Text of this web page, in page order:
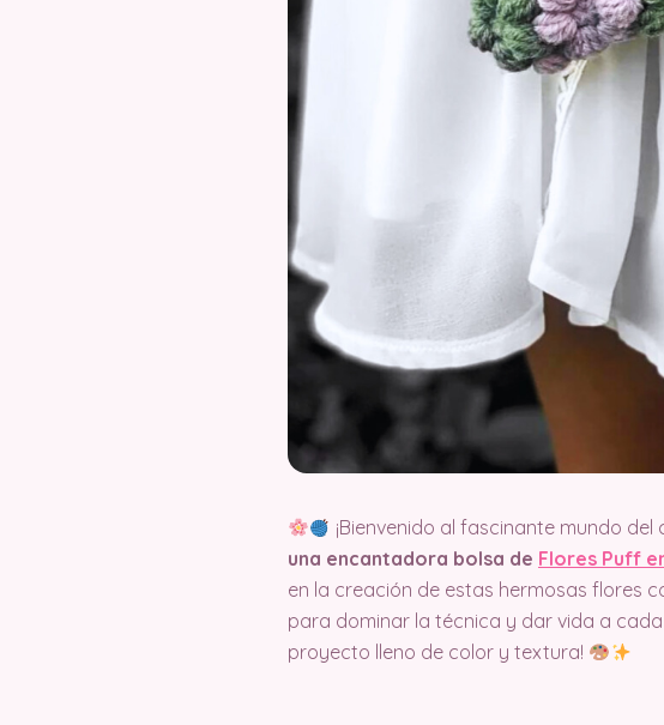
¡Bienvenido al fascinante mundo del
una encantadora bolsa de Flores Puff
en la creación de estas hermosas flores
para dominar la técnica y dar vida a
proyecto lleno de color y textura!